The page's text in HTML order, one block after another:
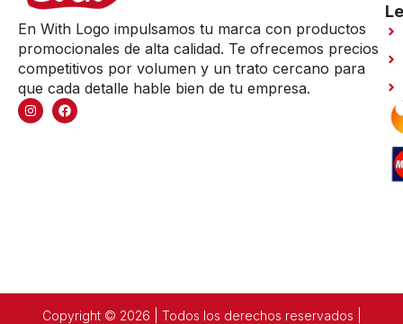
En With Logo impulsamos tu marca con productos
promocionales de alta calidad. Te ofrecemos precios
competitivos por volumen y un trato cercano para
que cada detalle hable bien de tu empresa.
Copyright © 2026 | Todos los derechos reservados |